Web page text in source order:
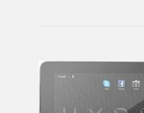
Assistant